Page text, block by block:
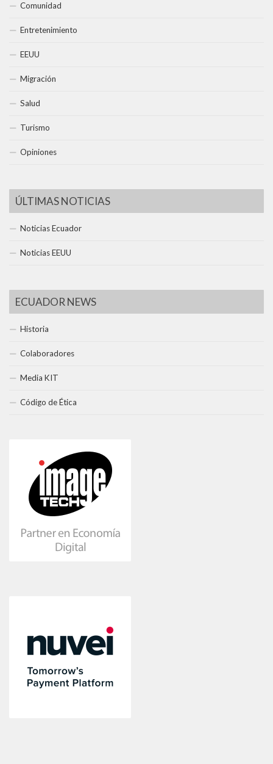
Comunidad
Entretenimiento
EEUU
Migración
Salud
Turismo
Opiniones
ÚLTIMAS NOTICIAS
Noticias Ecuador
Noticias EEUU
ECUADOR NEWS
Historia
Colaboradores
Media KIT
Código de Ética